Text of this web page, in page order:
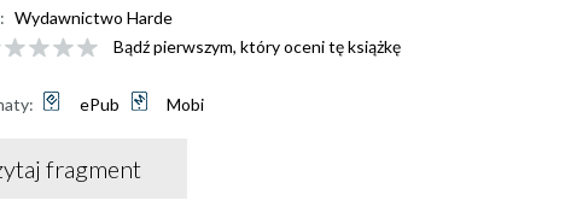
Wydawnictwo Harde
Bądź pierwszym, który oceni tę książkę
ePub Mobi
fragment